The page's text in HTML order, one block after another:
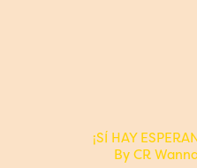
¡SÍ HAY
By CR